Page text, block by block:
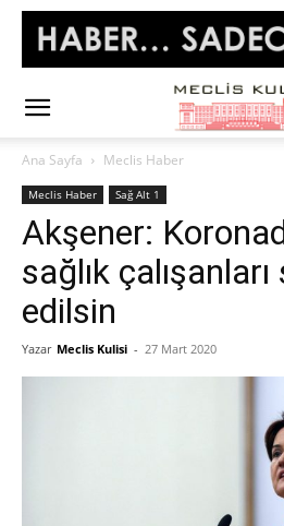
Ana Sayfa Meclis Haber
Meclis Haber Sağ Alt 1
Akşener:
sağlık
edilsin
Yazar Meclis Kulisi - 27 Mart 2020